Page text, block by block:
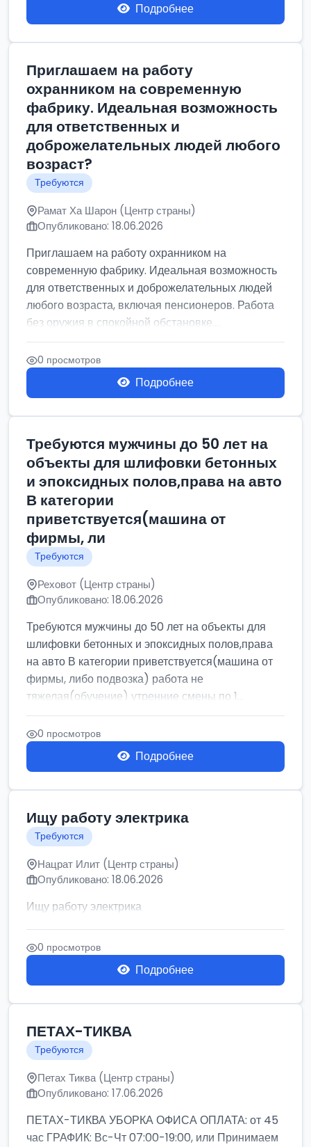
Подробнее
Приглашаем на работу
охранником на современную
фабрику. Идеальная возможность
для ответственных и
доброжелательных людей любого
возраст?
Требуются
Рамат Ха Шарон (Центр страны)
Опубликовано: 18.06.2026
Приглашаем на работу охранником на
современную фабрику. Идеальная возможность
для ответственных и доброжелательных людей
любого возраста, включая пенсионеров. Работа
без оружия в спокойной обстановке....
0 просмотров
Подробнее
Требуются мужчины до 50 лет на
объекты для шлифовки бетонных
и эпоксидных полов,права на авто
В категории
приветствуется(машина от
фирмы, ли
Требуются
Реховот (Центр страны)
Опубликовано: 18.06.2026
Требуются мужчины до 50 лет на объекты для
шлифовки бетонных и эпоксидных полов,права
на авто В категории приветствуется(машина от
фирмы, либо подвозка) работа не
тяжелая(обучение) утренние смены по 1...
0 просмотров
Подробнее
Ищу работу электрика
Требуются
Нацрат Илит (Центр страны)
Опубликовано: 18.06.2026
Ищу работу электрика
0 просмотров
Подробнее
ПЕТАХ-ТИКВА
Требуются
Петах Тиква (Центр страны)
Опубликовано: 17.06.2026
ПЕТАХ-ТИКВА УБОРКА ОФИСА ОПЛАТА: от 45
час ГРАФИК: Вс-Чт 07:00-19:00, или Принимаем